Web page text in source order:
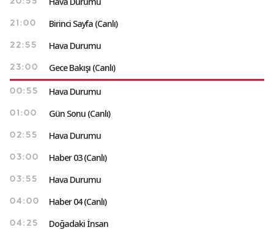
21:00 Birinci Sayfa (Canlı)
22:55 Hava Durumu
23:00 Gece Bakışı (Canlı)
00:55 Hava Durumu
01:00 Gün Sonu (Canlı)
02:55 Hava Durumu
03:00 Haber 03 (Canlı)
03:55 Hava Durumu
04:00 Haber 04 (Canlı)
04:25 Doğadaki İnsan